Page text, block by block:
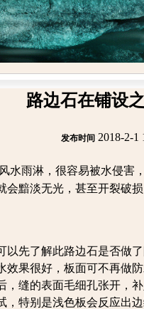
路边石在铺设
发布时间 2018-2-1
水雨淋，很容易被水侵害
会黯淡无光，甚至开裂破
先了解此路边石是否做
效果很好，板面可不再做
，缝的表面毛细孔张开，
，特别是浅色板会反应出